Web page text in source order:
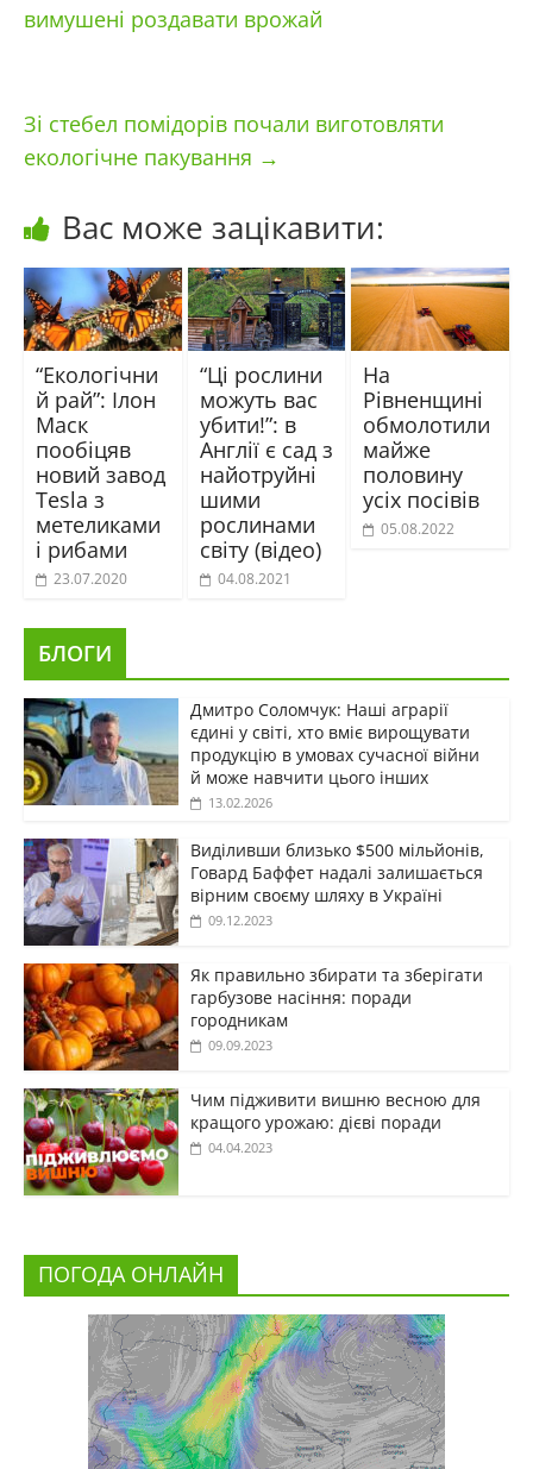
вимушені роздавати врожай
Зі стебел помідорів почали виготовляти
екологічне пакування →
Вас може зацікавити:
“Екологічни
й рай”: Ілон
Маск
пообіцяв
новий завод
Tesla з
метеликами
і рибами
23.07.2020
“Ці рослини
можуть вас
убити!”: в
Англії є сад з
найотруйні
шими
рослинами
світу (відео)
04.08.2021
На
Рівненщині
обмолотили
майже
половину
усіх посівів
05.08.2022
БЛОГИ
Дмитро Соломчук: Наші аграрії
єдині у світі, хто вміє вирощувати
продукцію в умовах сучасної війни
й може навчити цього інших
13.02.2026
Виділивши близько $500 мільйонів,
Говард Баффет надалі залишається
вірним своєму шляху в Україні
09.12.2023
Як правильно збирати та зберігати
гарбузове насіння: поради
городникам
09.09.2023
Чим підживити вишню весною для
кращого урожаю: дієві поради
04.04.2023
ПОГОДА ОНЛАЙН